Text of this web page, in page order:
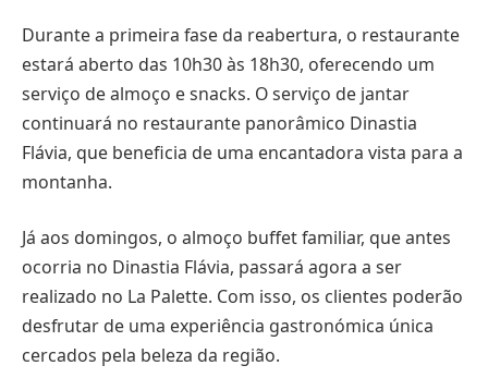
Durante a primeira fase da reabertura, o restaurante
estará aberto das 10h30 às 18h30, oferecendo um
serviço de almoço e snacks. O serviço de jantar
continuará no restaurante panorâmico Dinastia
Flávia, que beneficia de uma encantadora vista para a
montanha.
Já aos domingos, o almoço buffet familiar, que antes
ocorria no Dinastia Flávia, passará agora a ser
realizado no La Palette. Com isso, os clientes poderão
desfrutar de uma experiência gastronómica única
cercados pela beleza da região.